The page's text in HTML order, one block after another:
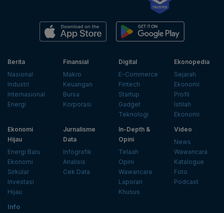
Berita
Nasional
Industri
Internasional
Energi
Finansial
Makro
Keuangan
Bursa
Korporasi
Digital
E-Commerce
Fintech
Startup
Gadget
Teknologi
Ekonopedia
Sejarah
Ekonomi
Profil
Istilah
Ekonomi
Ekonomi
Hijau
Energi Baru
Ekonomi
Sirkular
Investasi
Hijau
Jurnalisme
Data
Infografik
Analisis
Cek Data
In-Depth &
Opini
Telaah
Opini
Wawancara
Laporan
Khusus
Video
News
Wawancara
Katalogue
Foto
Podcast
Info